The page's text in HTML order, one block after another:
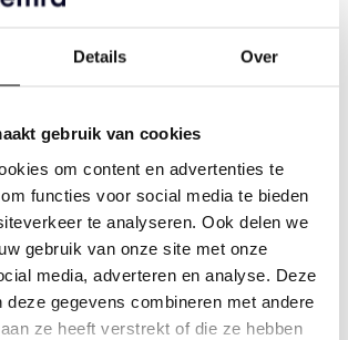
Details Over
gebruik van cookies
om content en advertenties te
functies voor social media te bieden
te analyseren. Ook delen we
gebruik van onze site met onze
media, adverteren en analyse. Deze
deze gegevens combineren met andere
ze heeft verstrekt of die ze hebben
vragen over de
achtergrondmuziek
de achtergrondmuziek in
berekend?
60-secondenregel precies?